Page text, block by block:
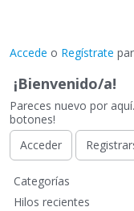
Accede o Regístrate
¡Bienvenido/a!
Pareces nuevo por
botones!
Acceder
E
n
Categorías
Hilos recientes